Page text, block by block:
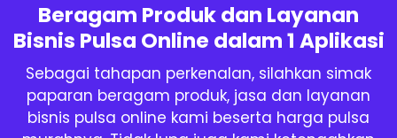
Beragam Produk dan Layanan
Bisnis Pulsa Online dalam 1 Aplikasi
Sebagai tahapan perkenalan, silahkan simak
paparan beragam produk, jasa dan layanan
bisnis pulsa online kami beserta harga pulsa